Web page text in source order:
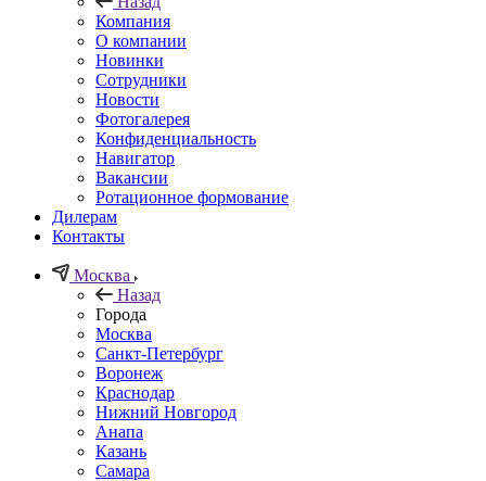
Компания
О компании
Новинки
Сотрудники
Новости
Фотогалерея
Конфиденциальность
Навигатор
Вакансии
Ротационное формование
Дилерам
Контакты
Москва
Назад
Города
Москва
Санкт-Петербург
Воронеж
Краснодар
Нижний Новгород
Анапа
Казань
Самара